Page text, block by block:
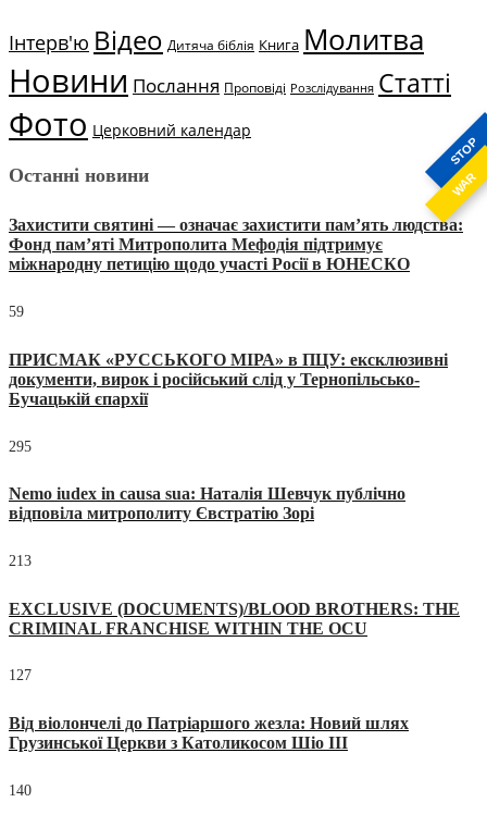
STOP
WAR
Інтерв'ю Відео Дитяча біблія Книга Молитва
Новини Послання Проповіді Розслідування Статті
Фото Церковний календар
Останні новини
Захистити святині — означає захистити пам’ять людства:
Фонд пам’яті Митрополита Мефодія підтримує
міжнародну петицію щодо участі Росії в ЮНЕСКО
59
ПРИСМАК «РУССЬКОГО МІРА» в ПЦУ: ексклюзивні
документи, вирок і російський слід у Тернопільсько-
Бучацькій єпархії
295
Nemo iudex in causa sua: Наталія Шевчук публічно
відповіла митрополиту Євстратію Зорі
213
EXCLUSIVE (DOCUMENTS)/BLOOD BROTHERS: THE
CRIMINAL FRANCHISE WITHIN THE OCU
127
Від віолончелі до Патріаршого жезла: Новий шлях
Грузинської Церкви з Католикосом Шіо III
140